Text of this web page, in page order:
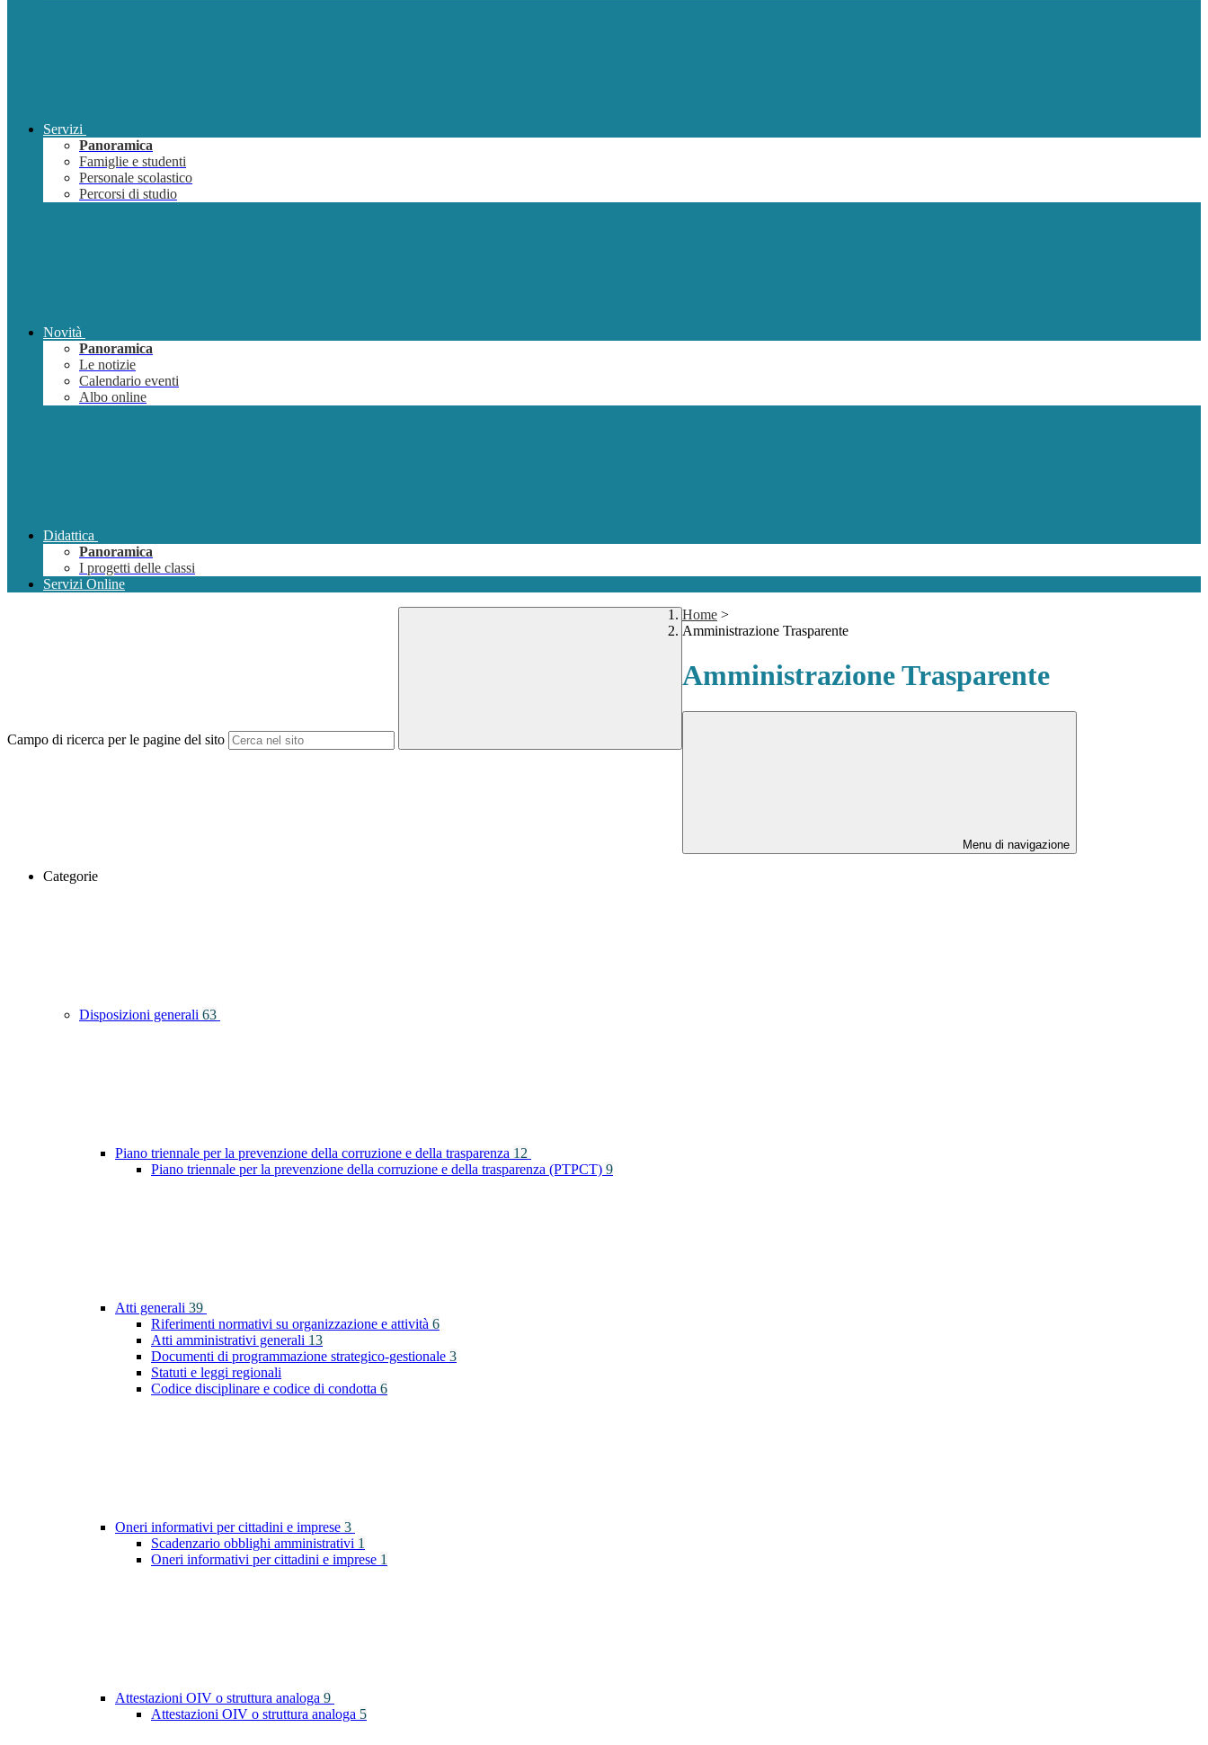
Servizi
Panoramica
Famiglie e studenti
Personale scolastico
Percorsi di studio
Novità
Panoramica
Le notizie
Calendario eventi
Albo online
Didattica
Panoramica
I progetti delle classi
Servizi Online
Campo di ricerca per le pagine del sito
Home >
Amministrazione Trasparente
Amministrazione Trasparente
Menu di navigazione
Categorie
Disposizioni generali 63
Piano triennale per la prevenzione della corruzione e della trasparenza 12
Piano triennale per la prevenzione della corruzione e della trasparenza (PTPCT) 9
Atti generali 39
Riferimenti normativi su organizzazione e attività 6
Atti amministrativi generali 13
Documenti di programmazione strategico-gestionale 3
Statuti e leggi regionali
Codice disciplinare e codice di condotta 6
Oneri informativi per cittadini e imprese 3
Scadenzario obblighi amministrativi 1
Oneri informativi per cittadini e imprese 1
Attestazioni OIV o struttura analoga 9
Attestazioni OIV o struttura analoga 5